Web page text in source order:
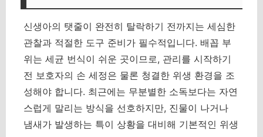
신생아의 탯줄이 완전히 탈락하기 전까지는 세심한
관찰과 적절한 도구 준비가 필수적입니다. 배꼽 부
위는 세균 번식이 쉬운 곳이므로, 관리를 시작하기
전 보호자의 손 세정은 물론 청결한 위생 환경을 조
성해야 합니다. 최근에는 무분별한 소독보다는 자연
스럽게 말리는 방식을 선호하지만, 진물이 나거나
냄새가 발생하는 특이 상황을 대비해 기본적인 위생